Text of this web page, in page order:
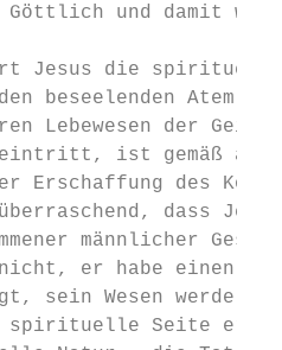
und damit
Jesus die
beseelenden Atem
Lebewesen der
eintritt, ist gemäß
Erschaffung des
dass
männlicher
nicht, er habe einen
sein Wesen werde
Seite